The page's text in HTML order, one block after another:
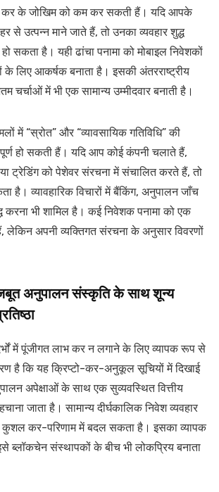
कर के जोखिम को कम कर सकती हैं। यदि आपके
से उत्पन्न माने जाते हैं, तो उनका व्यवहार शुद्ध
सकता है। यही ढांचा पनामा को मोबाइल निवेशकों
के लिए आकर्षक बनाता है। इसकी अंतरराष्ट्रीय
चर्चाओं में भी एक सामान्य उम्मीदवार बनाती है।
में “स्रोत” और “व्यावसायिक गतिविधि” की
हो सकती हैं। यदि आप कोई कंपनी चलाते हैं,
ट्रेडिंग को पेशेवर संरचना में संचालित करते हैं, तो
है। व्यावहारिक विचारों में बैंकिंग, अनुपालन जाँच
करना भी शामिल है। कई निवेशक पनामा को एक
लेकिन अपनी व्यक्तिगत संरचना के अनुसार विवरणों
अनुपालन संस्कृति के साथ शून्य
में पूंजीगत लाभ कर न लगाने के लिए व्यापक रूप से
है कि यह क्रिप्टो-कर-अनुकूल सूचियों में दिखाई
अपेक्षाओं के साथ एक सुव्यवस्थित वित्तीय
जाता है। सामान्य दीर्घकालिक निवेश व्यवहार
कुशल कर-परिणाम में बदल सकता है। इसका व्यापक
ब्लॉकचेन संस्थापकों के बीच भी लोकप्रिय बनाता